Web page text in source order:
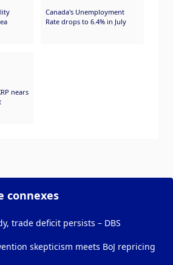
Canada's Unemployment
Rate drops to 6.4% in July
nears
connexes
trade deficit persists – DBS
skepticism meets BoJ repricing